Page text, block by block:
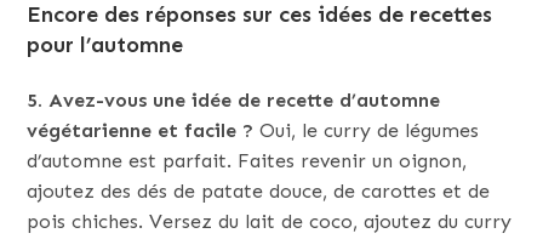
Encore des réponses sur ces idées de recettes
pour l’automne
5. Avez-vous une idée de recette d’automne
végétarienne et facile ? Oui, le curry de légumes
d’automne est parfait. Faites revenir un oignon,
ajoutez des dés de patate douce, de carottes et de
pois chiches. Versez du lait de coco, ajoutez du curry